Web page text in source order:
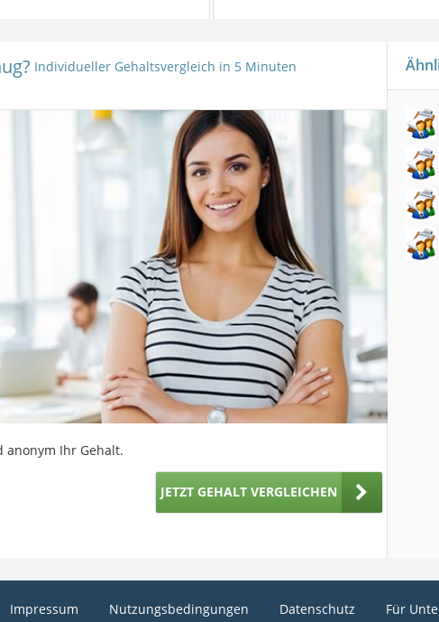
Individueller Gehaltsvergleich in 5 Minuten
anonym Ihr Gehalt.
JETZT GEHALT VERGLEICHEN
Impressum Nutzungsbedingungen Datenschutz Für